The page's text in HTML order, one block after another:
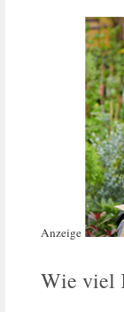
Anzeige
Wie viel